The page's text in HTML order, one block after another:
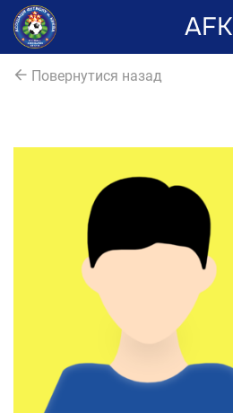
AFK
Повернутися назад